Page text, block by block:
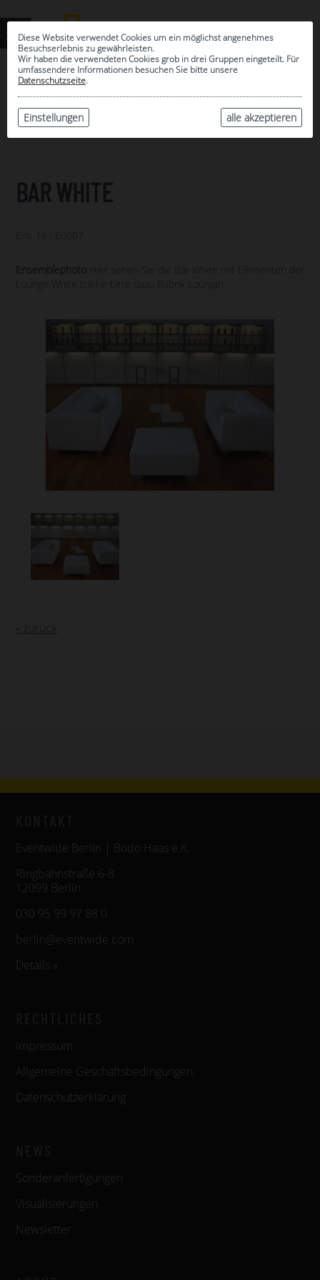
Diese Website verwendet Cookies um ein möglichst angenehmes
Besuchserlebnis zu gewährleisten.
Wir haben die verwendeten Cookies grob in drei Gruppen eingeteilt. Für
umfassendere Informationen besuchen Sie bitte unsere
Datenschutzseite.
alle akzeptieren
Einstellungen
ARCHIV
BAR WHITE
Ensemblephoto Hier sehen Sie die Bar White mit Elementen der
Lounge White (siehe bitte dazu Rubrik Lounge)
« zurück
Eventwide Berlin | Bodo Haas e.K.
Ringbahnstraße 6-8
12099 Berlin
030 95 99 97 88 0
berlin@eventwide.com
Details »
Impressum
Allgemeine Geschäftsbedingungen
Datenschutzerklärung
Sonderanfertigungen
Visualisierungen
Newsletter